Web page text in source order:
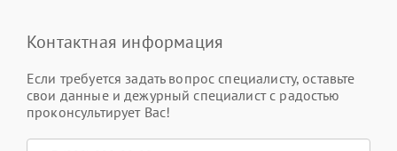
Контактная информация
Если требуется задать вопрос специалисту, оставьте
свои данные и дежурный специалист с радостью
проконсультирует Вас!